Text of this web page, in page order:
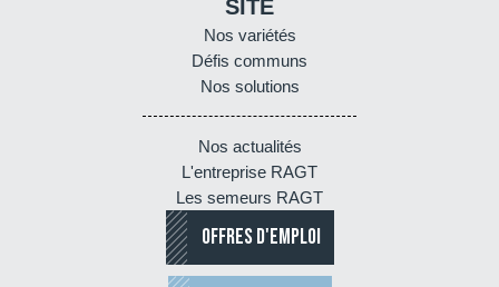
SITE
Nos variétés
Défis communs
Nos solutions
Nos actualités
L'entreprise RAGT
Les semeurs RAGT
OFFRES D'EMPLOI